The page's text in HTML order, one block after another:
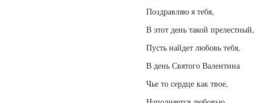
Поздравляю я тебя,
В этот день такой прелестный,
Пусть найдет любовь тебя,
В день Святого Валентина
Чье то сердце как твое,